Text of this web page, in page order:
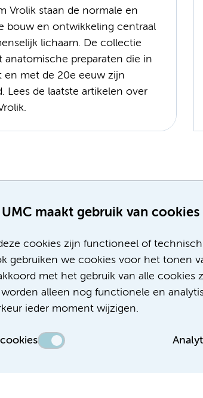
maakt gebruik van cookies
cookies zijn functioneel of
gebruiken we cookies voor het tonen
met het gebruik van alle
worden alleen nog functionele en
ieder moment wijzigen.
Vrolik staan de normale en
bouw en ontwikkeling centraal
lichaam. De collectie
anatomische preparaten die in
en met de 20e eeuw zijn
Lees de laatste artikelen over